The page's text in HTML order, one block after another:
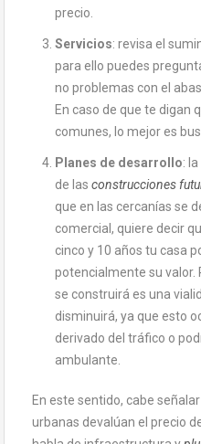
precio.
Servicios: revisa el
para ello puedes
no problemas con el
En caso de que te digan
comunes, lo mejor es
Planes de desarrollo:
de las construcciones
que en las cercanías se
comercial, quiere decir
cinco y 10 años tu casa
potencialmente su valor.
se construirá es una
disminuirá, ya que esto
derivado del tráfico o
ambulante.
En este sentido, cabe
urbanas devalúan el precio